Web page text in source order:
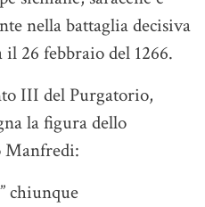
nella battaglia decisiva
26 febbraio del 1266.
III del Purgatorio,
la figura dello
Manfredi:
chiunque